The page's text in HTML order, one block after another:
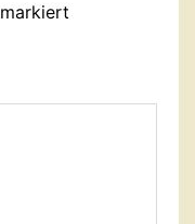
markiert